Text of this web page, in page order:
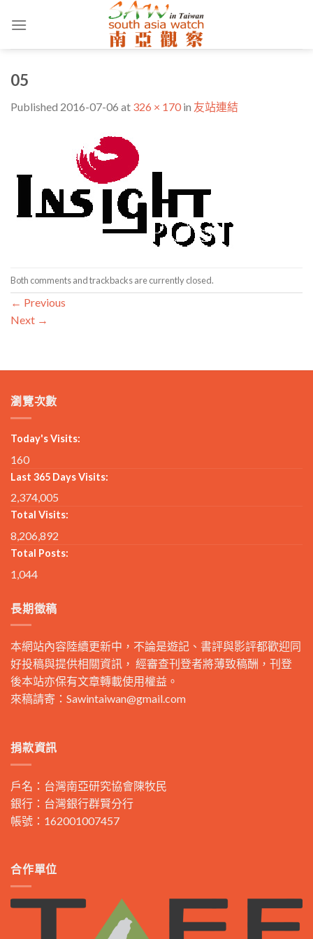
05
Published 2016-07-06 at 326 × 170 in 友站連結
Both comments and trackbacks are currently closed.
← Previous
Next →
瀏覽次數
Today's Visits:
160
Last 365 Days Visits:
2,374,005
Total Visits:
8,206,892
Total Posts:
1,044
長期徵稿
本網站內容陸續更新中，不論是遊記、書評與影評都歡迎同
好投稿與提供相關資訊， 經審查刊登者將薄致稿酬，刊登
後本站亦保有文章轉載使用權益。
來稿請寄： Sawintaiwan@gmail.com
捐款資訊
戶名：台灣南亞研究協會陳牧民
銀行：台灣銀行群賢分行
帳號：162001007457
合作單位